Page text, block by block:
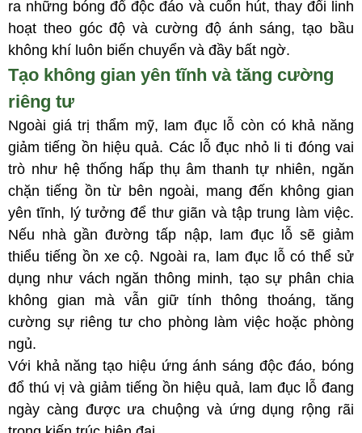
ra những bóng đổ độc đáo và cuốn hút, thay đổi linh
hoạt theo góc độ và cường độ ánh sáng, tạo bầu
không khí luôn biến chuyển và đầy bất ngờ.
Tạo không gian yên tĩnh và tăng cường
riêng tư
Ngoài giá trị thẩm mỹ, lam đục lỗ còn có khả năng
giảm tiếng ồn hiệu quả. Các lỗ đục nhỏ li ti đóng vai
trò như hệ thống hấp thụ âm thanh tự nhiên, ngăn
chặn tiếng ồn từ bên ngoài, mang đến không gian
yên tĩnh, lý tưởng để thư giãn và tập trung làm việc.
Nếu nhà gần đường tấp nập, lam đục lỗ sẽ giảm
thiểu tiếng ồn xe cộ. Ngoài ra, lam đục lỗ có thể sử
dụng như vách ngăn thông minh, tạo sự phân chia
không gian mà vẫn giữ tính thông thoáng, tăng
cường sự riêng tư cho phòng làm việc hoặc phòng
ngủ.
Với khả năng tạo hiệu ứng ánh sáng độc đáo, bóng
đổ thú vị và giảm tiếng ồn hiệu quả, lam đục lỗ đang
ngày càng được ưa chuộng và ứng dụng rộng rãi